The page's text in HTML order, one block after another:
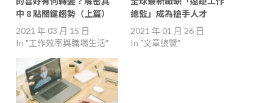
中 8 點關鍵趨勢（上篇）
2021 年 03 月 15 日
In "工作效率與職場生活"
總監」成為搶手人才
2021 年 01 月 26 日
In "文章總覽"